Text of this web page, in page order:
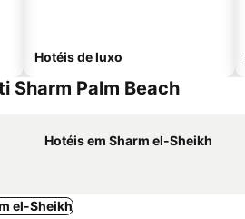
Hotéis de luxo
Sharm Palm Beach
Hotéis em Sharm el-Sheikh
el-Sheikh